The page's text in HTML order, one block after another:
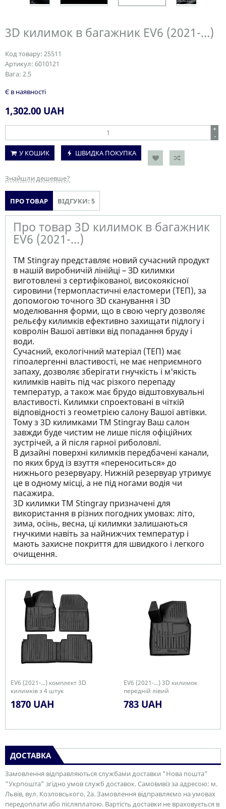
3D килимок в багажник EV6 (2021-...)
Код товару: 25511
Артикул: 6010121
Вага: 2.5
Є в наявності
1,302.00 UAH
+
-
У КОШИК
ШВИДКА ПОКУПКА
Знайшли дешевше?
ПРО ТОВАР ВІДГУКИ: 5
Про товар 3D килимок в багажник
EV6 (2021-...)
ТМ Stingray представляє новий сучасний продукт
в нашій виробничій лінійці – ЗD килимки
виготовлені з сертифікованої, високоякісної
сировини (термопластичні еластомери (ТЕП), за
допомогою точного ЗD сканування і ЗD
моделювання форми, що в свою чергу дозволяє
рельєфу килимків ефективно захищати підлогу і
ковролін Вашої автівки від попадання бруду і
води.
Сучасний, екологічний матеріал (ТЕП) має
гіпоалергенні властивості, не має неприємного
запаху, дозволяє зберігати гнучкість і м'якість
килимків навіть під час різкого перепаду
температур, а також має брудо відштовхувальні
властивості. Килимки спроектовані в чіткій
відповідності з геометрією салону Вашої автівки.
Тому з 3D килимками TM Stingray Ваш салон
завжди буде чистим не лише після офіційних
зустрічей, а й після гарної риболовлі.
В дизайні поверхні килимків передбачені канали,
по яких бруд із взуття «переноситься» до
нижнього резервуару. Нижній резервуар утримує
це в одному місці, а не під ногами водія чи
пасажира.
3D килимки TM Stingray призначені для
використання в різних погодних умовах: літо,
зима, осінь, весна, ці килимки залишаються
гнучкими навіть за найнижчих температур і
мають захисне покриття для швидкого і легкого
очищення.
EV6 (2021-...) комплект 3D
килимків з 4 штук
1870 UAH
EV6 (2021-...) 3D килимок
передній лівий
783 UAH
ДОСТАВКА
Замовлення відправляються службами доставки "Нова пошта"
"Укрпошта” згідно умов служб доставок. Самовивіз за адресою: м.
Львів, вул. Козловського, 2а. Замовлення відправляємо на умовах
передоплати або післяплатою. Вартість доставки не враховується в